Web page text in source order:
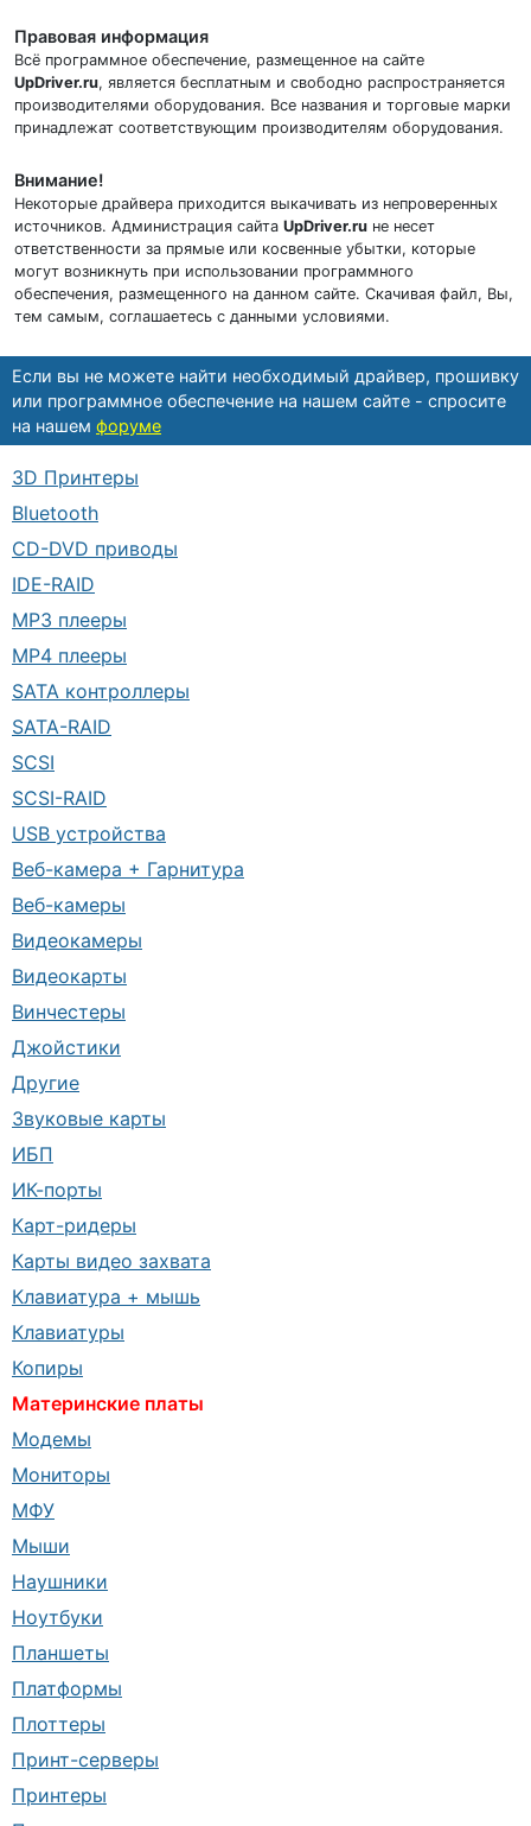
Правовая информация
Всё программное обеспечение, размещенное на сайте
UpDriver.ru, является бесплатным и свободно распространяется
производителями оборудования. Все названия и торговые марки
принадлежат соответствующим производителям оборудования.
Внимание!
Некоторые драйвера приходится выкачивать из непроверенных
источников. Администрация сайта UpDriver.ru не несет
ответственности за прямые или косвенные убытки, которые
могут возникнуть при использовании программного
обеспечения, размещенного на данном сайте. Скачивая файл, Вы,
тем самым, соглашаетесь с данными условиями.
Если вы не можете найти необходимый драйвер, прошивку
или программное обеспечение на нашем сайте - спросите
на нашем форуме
3D Принтеры
Bluetooth
CD-DVD приводы
IDE-RAID
MP3 плееры
MP4 плееры
SATA контроллеры
SATA-RAID
SCSI
SCSI-RAID
USB устройства
Веб-камера + Гарнитура
Веб-камеры
Видеокамеры
Видеокарты
Винчестеры
Джойстики
Другие
Звуковые карты
ИБП
ИК-порты
Карт-ридеры
Карты видео захвата
Клавиатура + мышь
Клавиатуры
Копиры
Материнские платы
Модемы
Мониторы
МФУ
Мыши
Наушники
Ноутбуки
Планшеты
Платформы
Плоттеры
Принт-серверы
Принтеры